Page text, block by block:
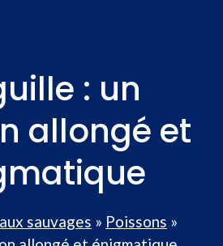
: un
allongé et
sauvages » Poissons »